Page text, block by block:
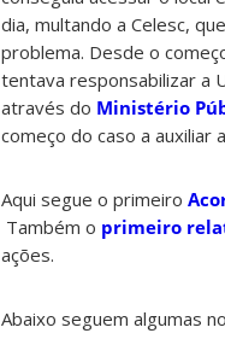
dia, multando a Celesc,
problema. Desde o
tentava responsabilizar a
através do Ministério
começo do caso a auxiliar
Aqui segue o primeiro
Também o primeiro
ações.
Abaixo seguem algumas